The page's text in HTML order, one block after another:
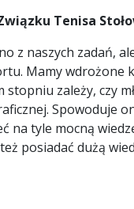
Tenisa
z naszych zadań,
Mamy wdrożone
zależy, czy
Spowoduje
na tyle mocną
posiadać dużą